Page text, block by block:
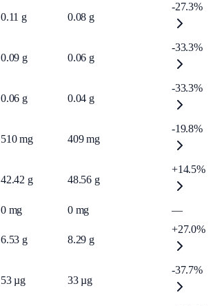
0.11 g 0.08 g
-27.3%
0.09 g 0.06 g
-33.3%
0.06 g 0.04 g
-33.3%
510 mg 409 mg
-19.8%
42.42 g 48.56 g
+14.5%
0 mg 0 mg
—
6.53 g 8.29 g
+27.0%
53 µg 33 µg
-37.7%